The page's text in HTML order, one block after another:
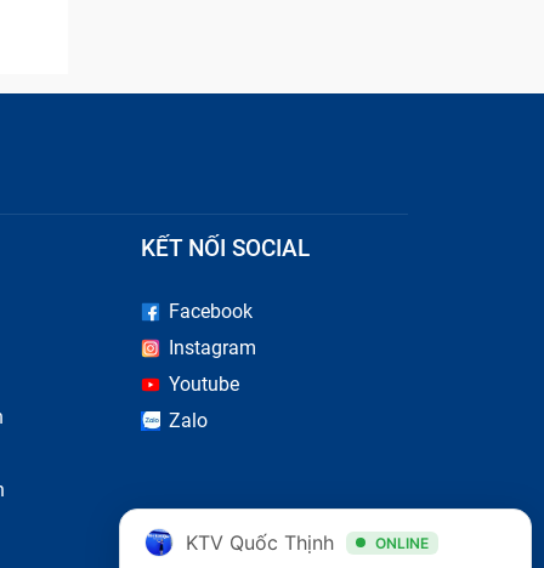
KẾT NỐI SOCIAL
Facebook
Instagram
Youtube
Zalo
KTV Quốc Thịnh ONLINE